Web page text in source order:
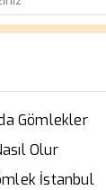
Gömlekler
Olur
İstanbul